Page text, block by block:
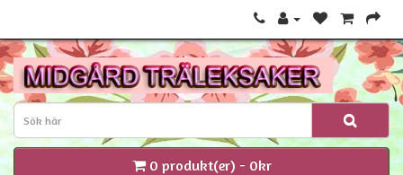
0 produkt(er) - 0kr